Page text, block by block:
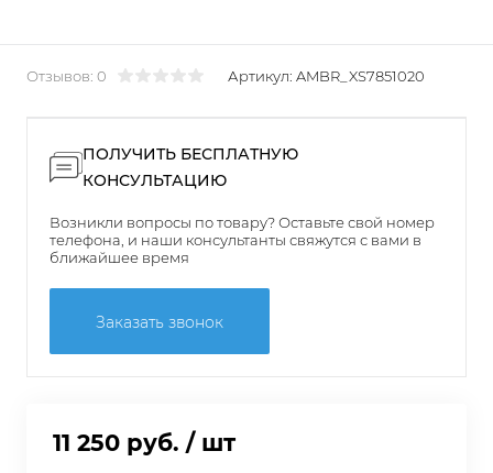
Отзывов: 0 Артикул: AMBR_XS7851020
ПОЛУЧИТЬ БЕСПЛАТНУЮ
КОНСУЛЬТАЦИЮ
Возникли вопросы по товару? Оставьте свой номер
телефона, и наши консультанты свяжутся с вами в
ближайшее время
Заказать звонок
11 250 руб. / шт